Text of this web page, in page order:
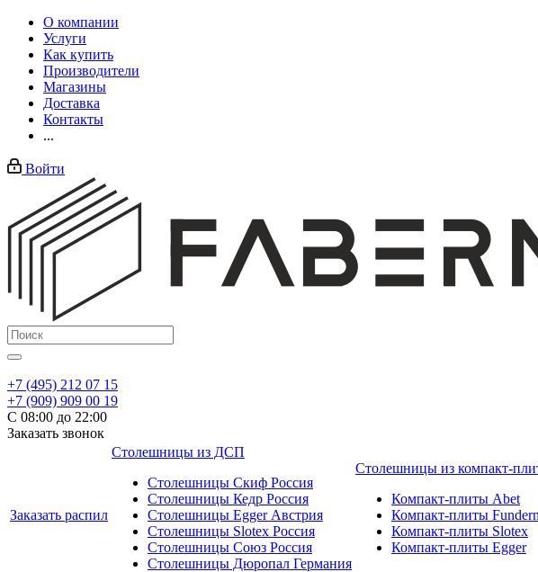
О компании
Услуги
Как купить
Производители
Магазины
Доставка
Контакты
...
Войти
+7 (495) 212 07 15
+7 (909) 909 00 19
С 08:00 до 22:00
Заказать звонок
Заказать распил
Столешницы из ДСП
Столешницы Скиф Россия
Столешницы Кедр Россия
Столешницы Egger Австрия
Столешницы Slotex Россия
Столешницы Союз Россия
Столешницы Дюропал Германия
Столешницы из компакт-
Компакт-плиты Abet
Компакт-плиты
Компакт-плиты Slotex
Компакт-плиты Egger